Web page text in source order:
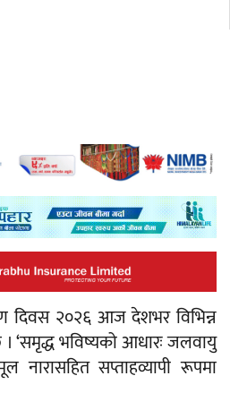
दिवस २०२६ आज देशभर विभिन्न
‘समृद्ध भविष्यको आधारः जलवायु
नारासहित सप्ताहव्यापी रूपमा